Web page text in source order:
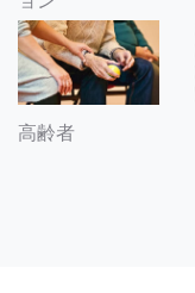
高齢者